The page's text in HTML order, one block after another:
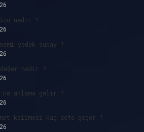
nedir ?
yedek subay ?
nedir ?
ne anlama gelir ?
kelimesi kaç defa geçer ?